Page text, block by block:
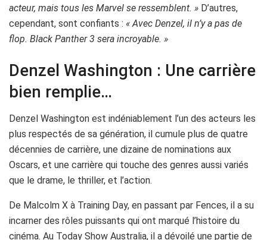
acteur, mais tous les Marvel se ressemblent. » D’autres,
cependant, sont confiants : « Avec Denzel, il n’y a pas de
flop. Black Panther 3 sera incroyable. »
Denzel Washington : Une carrière
bien remplie…
Denzel Washington est indéniablement l’un des acteurs les
plus respectés de sa génération, il cumule plus de quatre
décennies de carrière, une dizaine de nominations aux
Oscars, et une carrière qui touche des genres aussi variés
que le drame, le thriller, et l’action.
De Malcolm X à Training Day, en passant par Fences, il a su
incarner des rôles puissants qui ont marqué l’histoire du
cinéma. Au Today Show Australia, il a dévoilé une partie de